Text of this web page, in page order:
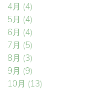
4月 (4)
5月 (4)
6月 (4)
7月 (5)
8月 (3)
9月 (9)
10月 (13)